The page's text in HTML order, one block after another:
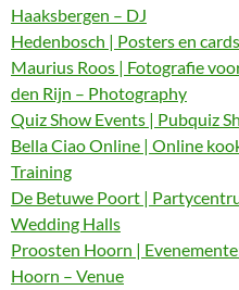
Haaksbergen – DJ
Hedenbosch | Posters en
Maurius Roos | Fotografie
den Rijn – Photography
Quiz Show Events | Pubquiz
Bella Ciao Online | Online
Training
De Betuwe Poort |
Wedding Halls
Proosten Hoorn |
Hoorn – Venue